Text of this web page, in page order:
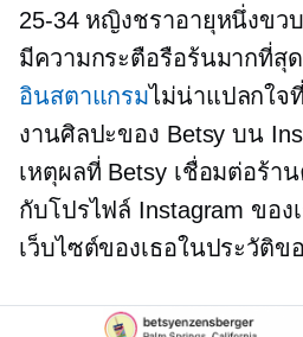
25-34หญิงชราอายุหนึ่งขว
มีความกระตือรือร้นมากที่สุ
อินสตาแกรมไม่น่าแปลกใจ
งานศิลปะของ Betsy บน
เหตุผลที่ Betsy เชื่อมต่อร้า
กับโปรไฟล์ Instagram ของ
เว็บไซต์ของเธอในประวัติข